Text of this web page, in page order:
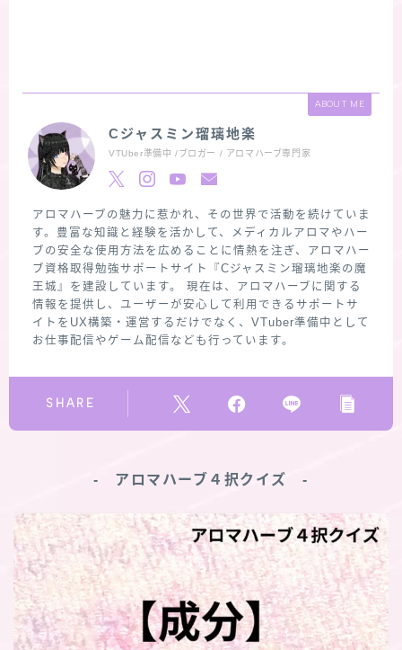
ABOUT ME
Cジャスミン瑠璃地楽
VTUber準備中 /ブロガー / アロマハーブ専門家
アロマハーブの魅力に惹かれ、その世界で活動を続けていま
す。豊富な知識と経験を活かして、メディカルアロマやハー
ブの安全な使用方法を広めることに情熱を注ぎ、アロマハー
ブ資格取得勉強サポートサイト『Cジャスミン瑠璃地楽の魔
王城』を建設しています。 現在は、アロマハーブに関する
情報を提供し、ユーザーが安心して利用できるサポートサ
イトをUX構築・運営するだけでなく、VTuber準備中として
お仕事配信やゲーム配信なども行っています。
SHARE
‐ アロマハーブ４択クイズ ‐